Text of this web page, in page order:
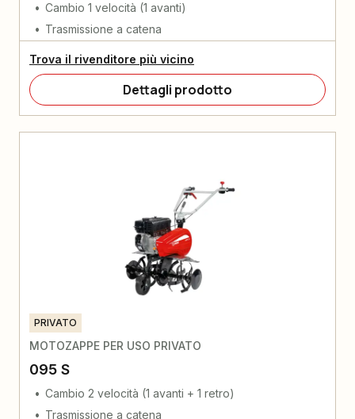
Cambio 1 velocità (1 avanti)
Trasmissione a catena
Trova il rivenditore più vicino
Dettagli prodotto
PRIVATO
MOTOZAPPE PER USO PRIVATO
095 S
Cambio 2 velocità (1 avanti + 1 retro)
Trasmissione a catena